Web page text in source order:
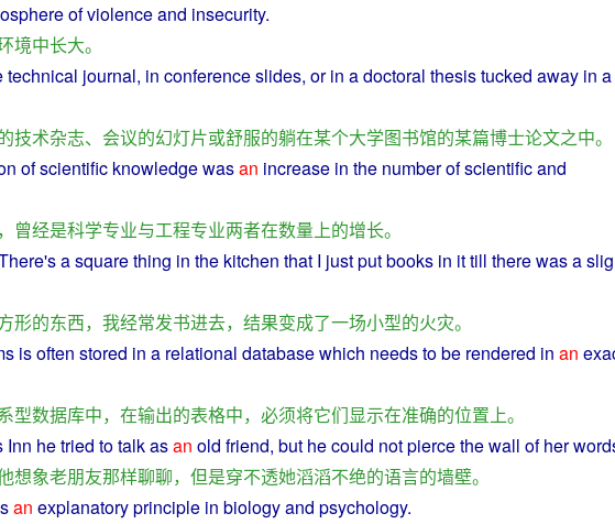
ofviolenceand insecurity.
境中长大。
technical journal, in conferenceslides, orin adoctoral thesistucked away in a
技术杂志、 会议的幻灯片或舒服的躺在某个大学图书馆的某篇博士论文之中。
ofscientific knowledgewasan increase in the numberofscientificand
， 曾经是科学专业与工程专业两者在数量上的增长。
asquarething in the kitchen that I justputbooks in it till there was a
形的东西， 我经常发书进去， 结果变成了一场小型的火灾。
isoften stored in a relational databasewhich needstobe rendered in an
型数据库中， 在输出的表格中， 必须将它们显示在准确的位置上。
Inn hetried totalkasan old friend, but he could notpiercethewall ofher
想象老朋友那样聊聊， 但是穿不透她滔滔不绝的语言的墙壁。
an explanatoryprinciple in biologyand psychology.